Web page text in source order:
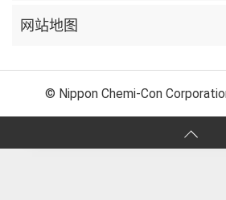
网站地图
© Nippon Chemi-Con